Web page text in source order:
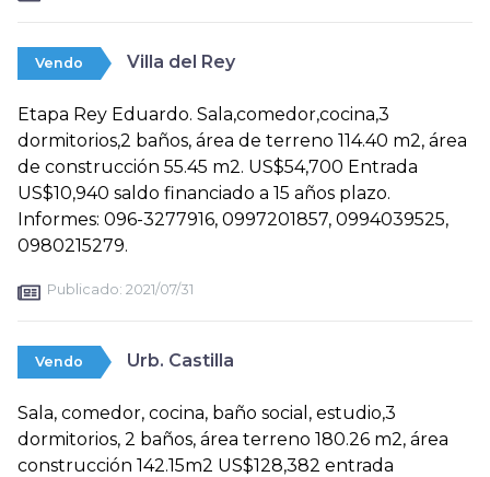
Vendo Villa del Rey
Etapa Rey Eduardo. Sala,comedor,cocina,3
dormitorios,2 baños, área de terreno 114.40 m2, área
de construcción 55.45 m2. US$54,700 Entrada
US$10,940 saldo financiado a 15 años plazo.
Informes: 096-3277916, 0997201857, 0994039525,
0980215279.
Publicado: 2021/07/31
Vendo Urb. Castilla
Sala, comedor, cocina, baño social, estudio,3
dormitorios, 2 baños, área terreno 180.26 m2, área
construcción 142.15m2 US$128,382 entrada